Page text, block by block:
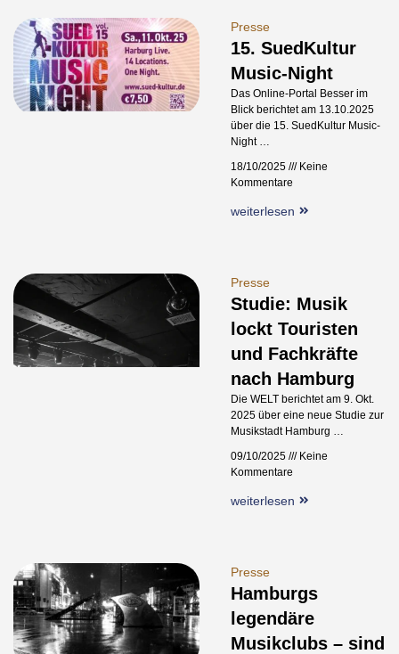
Presse
15. SuedKultur
Music-Night
Das Online-Portal Besser im
Blick berichtet am 13.10.2025
über die 15. SuedKultur Music-
Night …
18/10/2025
Keine
Kommentare
weiterlesen
Presse
Studie: Musik
lockt Touristen
und Fachkräfte
nach Hamburg
Die WELT berichtet am 9. Okt.
2025 über eine neue Studie zur
Musikstadt Hamburg …
09/10/2025
Keine
Kommentare
weiterlesen
Presse
Hamburgs
legendäre
Musikclubs – sind